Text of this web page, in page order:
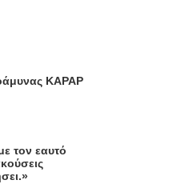
KAPAP
τον εαυτό